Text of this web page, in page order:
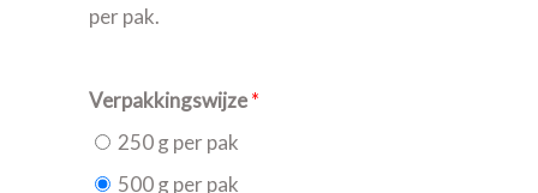
per pak.
Verpakkingswijze*
250 g per pak
500 g per pak